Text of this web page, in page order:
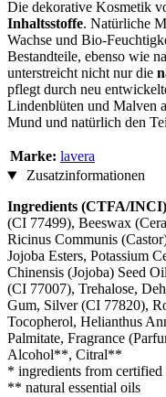
Die dekorative Kosmetik
Inhaltsstoffe. Natürliche
Wachse und Bio-
Bestandteile, ebenso wie
unterstreicht nicht nur die
pflegt durch neu
Lindenblüten und Malven
Mund und natürlich den
Marke: lavera
Zusatzinformationen
Ingredients (CTFA/
(CI 77499), Beeswax
Ricinus Communis
Jojoba Esters, Potassium
Chinensis (Jojoba) Seed
(CI 77007), Trehalose,
Gum, Silver (CI 77820),
Tocopherol, Helianthus
Palmitate, Fragrance
Alcohol**, Citral**
* ingredients from
** natural essential oils